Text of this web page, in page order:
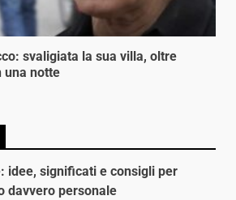
svaligiata la sua villa, oltre
una notte
idee, significati e consigli per
davvero personale